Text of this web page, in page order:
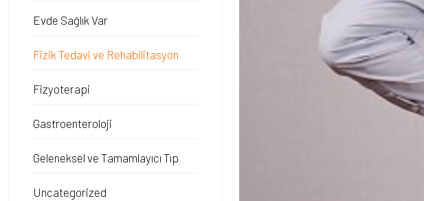
Evde Sağlık Var
Fizik Tedavi ve Rehabilitasyon
Fizyoterapi
Gastroenteroloji
Geleneksel ve Tamamlayıcı Tıp
Uncategorized